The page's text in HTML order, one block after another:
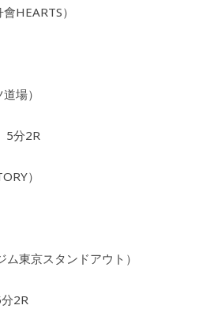
HEARTS）
場）
5分2R
）
東京スタンドアウト）
2R